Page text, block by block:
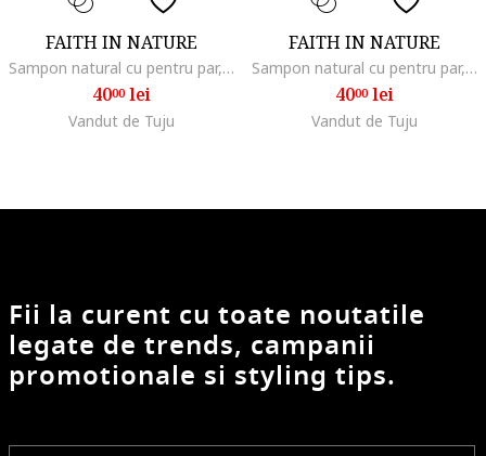
FAITH IN NATURE
Sampon natural cu pentru par, 400 ml5, Fructul dragonului, 400 ml
4000lei
Vandut de Tuju
FAITH IN NATURE
Sampon natural cu pentru par, 400 ml5, Lavanda, 400 ml
4000lei
Vandut de Tuju
Fii la curent cu toate noutatile
legate de trends, campanii
promotionale si styling tips.